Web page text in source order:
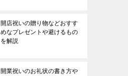
開店祝いの贈り物などおすす
めなプレゼントや避けるもの
を解説
開業祝いのお礼状の書き方や